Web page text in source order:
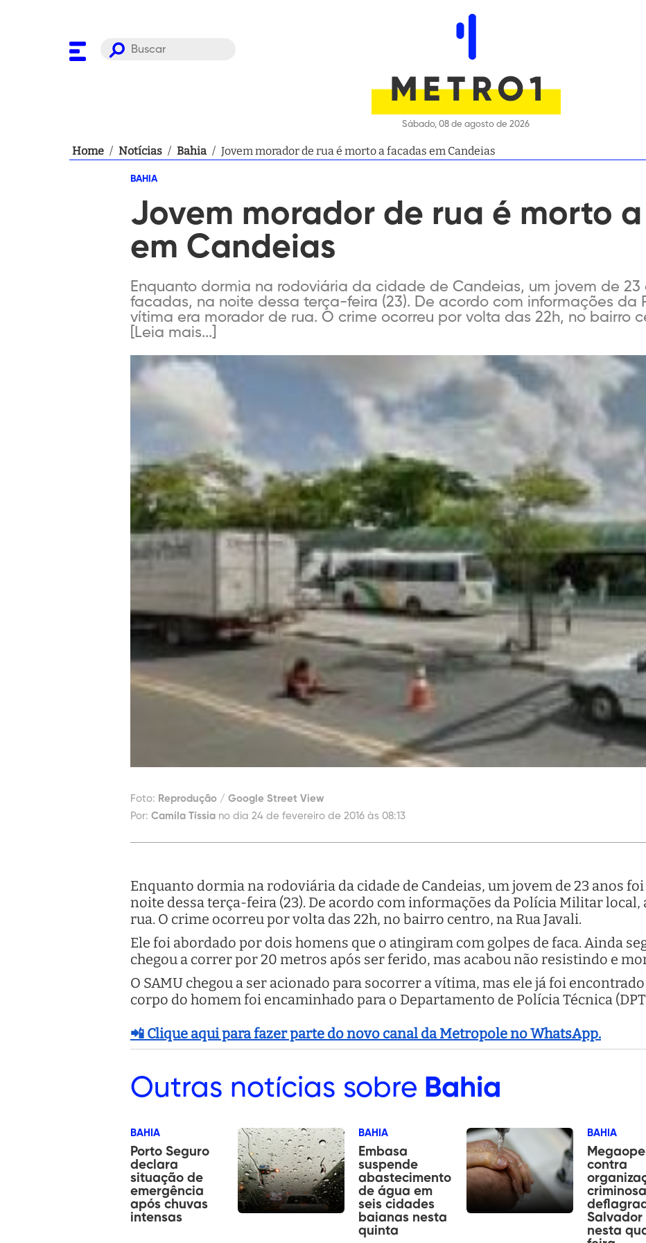
Sábado, 08 de agosto de 2026
Home / Notícias / Bahia / Jovem morador de rua é morto a facadas em Candeias
BAHIA
Jovem morador de rua é morto
em Candeias
Enquanto dormia na rodoviária da cidade de Candeias, um jovem de 23
facadas, na noite dessa terça-feira (23). De acordo com informações da
vítima era morador de rua. O crime ocorreu por volta das 22h, no bairro
[Leia mais...]
Foto: Reprodução / Google Street View
Por: Camila Tíssia no dia 24 de fevereiro de 2016 às 08:13
Enquanto dormia na rodoviária da cidade de Candeias, um jovem de 23 anos
noite dessa terça-feira (23). De acordo com informações da Polícia Militar
rua. O crime ocorreu por volta das 22h, no bairro centro, na Rua Javali.
Ele foi abordado por dois homens que o atingiram com golpes de faca. Ainda
chegou a correr por 20 metros após ser ferido, mas acabou não resistindo e
O SAMU chegou a ser acionado para socorrer a vítima, mas ele já foi
corpo do homem foi encaminhado para o Departamento de Polícia Técnica
📲 Clique aqui para fazer parte do novo canal da Metropole no WhatsApp.
Outras notícias sobre Bahia
BAHIA
Porto Seguro
declara
situação de
emergência
após chuvas
intensas
BAHIA
Embasa
suspende
abastecimento
de água em
seis cidades
baianas nesta
quinta
BAHIA
contra
Salvador
nesta